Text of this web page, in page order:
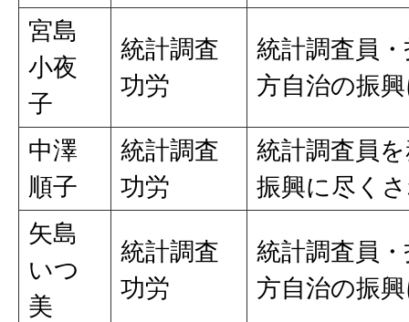
宮島
小夜
子
統計調査
功労
統計調査員
方自治の振
中澤
順子
統計調査
功労
統計調査員
振興に尽く
矢島
いつ
美
統計調査
功労
統計調査員
方自治の振